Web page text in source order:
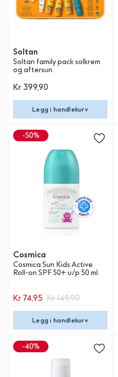
Soltan
Soltan family pack solkrem
og aftersun
Kr 399,90
Legg i handlekurv
Cosmica
Cosmica Sun Kids Active
Roll-on SPF 50+ u/p 50 ml
Kr 74,95 Kr 149,90
Legg i handlekurv